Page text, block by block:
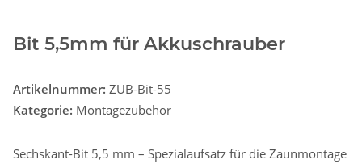
Bit 5,5mm für Akkuschrauber
Artikelnummer: ZUB-Bit-55
Kategorie: Montagezubehör
Sechskant-Bit 5,5 mm – Spezialaufsatz für die Zaunmontage